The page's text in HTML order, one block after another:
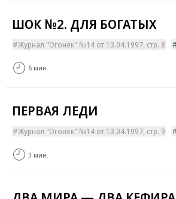
ШОК №2. ДЛЯ БОГАТЫХ
Журнал "Огонёк" №14 от 13.04.1997, стр. 8
6 мин.
ПЕРВАЯ ЛЕДИ
Журнал "Огонёк" №14 от 13.04.1997, стр. 9
3 мин.